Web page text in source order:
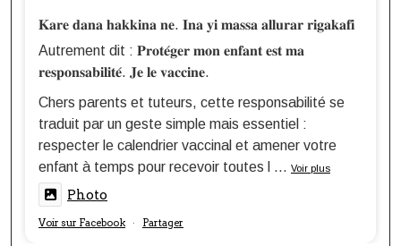
𝐊𝐚𝐫𝐞 𝐝𝐚𝐧𝐚 𝐡𝐚𝐤𝐤𝐢𝐧𝐚 𝐧𝐞. 𝐈𝐧𝐚 𝐲𝐢 𝐦𝐚𝐬𝐬𝐚 𝐚𝐥𝐥𝐮𝐫𝐚𝐫 𝐫𝐢𝐠𝐚𝐤𝐚𝐟𝐢
Autrement dit : 𝐏𝐫𝐨𝐭𝐞́𝐠𝐞𝐫 𝐦𝐨𝐧 𝐞𝐧𝐟𝐚𝐧𝐭 𝐞𝐬𝐭 𝐦𝐚
𝐫𝐞𝐬𝐩𝐨𝐧𝐬𝐚𝐛𝐢𝐥𝐢𝐭𝐞́. 𝐉𝐞 𝐥𝐞 𝐯𝐚𝐜𝐜𝐢𝐧𝐞.
Chers parents et tuteurs, cette responsabilité se
traduit par un geste simple mais essentiel :
respecter le calendrier vaccinal et amener votre
enfant à temps pour recevoir toutes l
... Voir plus
Photo
Voir sur Facebook · Partager